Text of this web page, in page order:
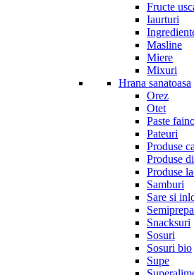
Fructe
Iaurturi
Masline
Miere
Mixuri
Hrana sanatoasa
Orez
Otet
Paste
Pateuri
Produse
Produse
Produse
Samburi
Sare si
Snacksuri
Sosuri
Sosuri bio
Supe